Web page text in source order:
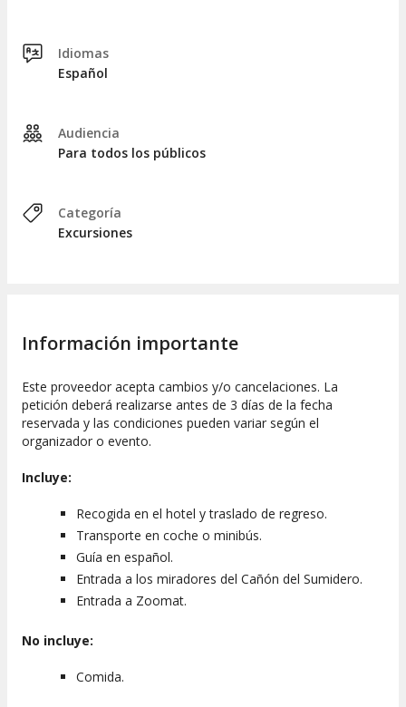
panorámicas impresionantes de Tuxtla Gutiérrez.
Finalmente, concliremos nuestro recorrido y os dejaremos
Idiomas
Español
Audiencia
Para todos los públicos
Categoría
Excursiones
Información importante
Este proveedor acepta cambios y/o cancelaciones. La
petición deberá realizarse antes de 3 días de la fecha
reservada y las condiciones pueden variar según el
organizador o evento.
Incluye:
Recogida en el hotel y traslado de regreso.
Transporte en coche o minibús.
Guía en español.
Entrada a los miradores del Cañón del Sumidero.
Entrada a Zoomat.
No incluye:
Comida.